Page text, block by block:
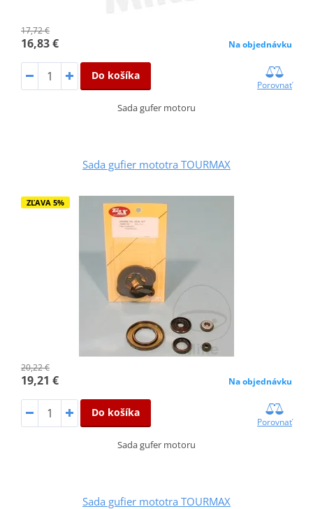
17,72 €
16,83 € Na objednávku
Do košíka
Porovnať
Sada gufer motoru
Sada gufier mototra TOURMAX
ZĽAVA 5%
20,22 €
19,21 € Na objednávku
Do košíka
Porovnať
Sada gufer motoru
Sada gufier mototra TOURMAX